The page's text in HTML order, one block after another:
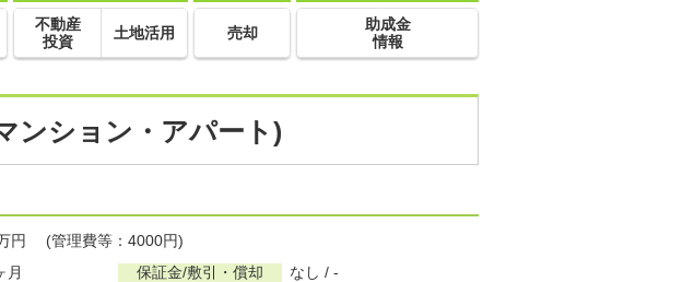
不動産
投資
土地活用 売却
助成金
情報
ンション・アパート)
円 (管理費等：4000円)
月 保証金/敷引・償却 なし / -